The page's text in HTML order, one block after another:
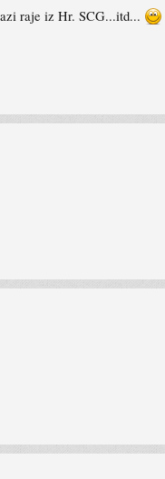
raje iz Hr. SCG...itd...